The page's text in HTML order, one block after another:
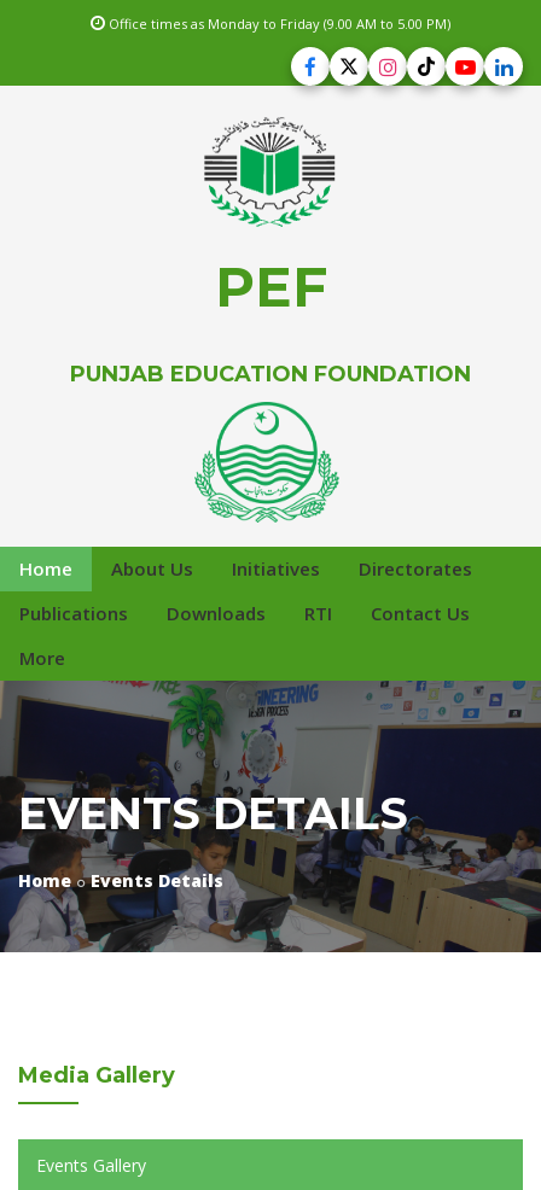
Office times as Monday to Friday (9.00 AM to 5.00 PM)
PEF
PUNJAB EDUCATION FOUNDATION
Home About Us Initiatives
Directorates
Publications
Downloads RTI
Contact Us
More
EVENTS DETAILS
Home Events Details
Media Gallery
Events Gallery